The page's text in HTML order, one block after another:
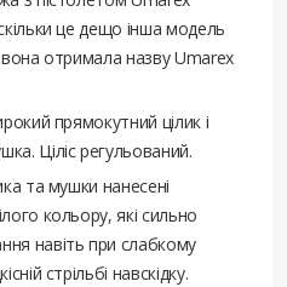
це дещо інша модель
вона отримала назву Umarex
прямокутний цілик і
Ціліс регульований.
та мушки нанесені
кольору, які сильно
навіть при слабкому
стрільбі навскідку.